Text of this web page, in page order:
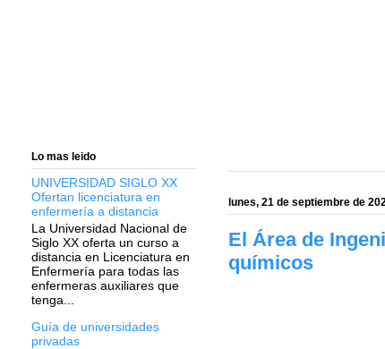
lunes, 21 de septiembre de
El Área de
químicos
Lo mas leido
UNIVERSIDAD SIGLO XX
Ofertan licenciatura en
enfermería a distancia
La Universidad Nacional de
Siglo XX oferta un curso a
distancia en Licenciatura en
Enfermería para todas las
enfermeras auxiliares que
tenga...
Guía de universidades
privadas